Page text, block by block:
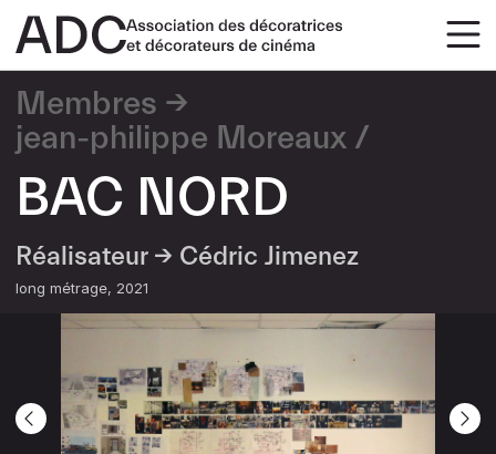
Membres
jean-philippe Moreaux
BAC NORD
Réalisateur → Cédric Jimenez
long métrage 2021